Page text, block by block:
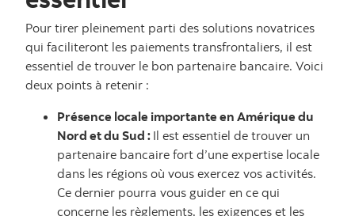
Pour tirer pleinement parti des solutions novatrices
qui faciliteront les paiements transfrontaliers, il est
essentiel de trouver le bon partenaire bancaire. Voici
deux points à retenir :
Présence locale importante en Amérique du
Nord et du Sud : Il est essentiel de trouver un
partenaire bancaire fort d’une expertise locale
dans les régions où vous exercez vos activités.
Ce dernier pourra vous guider en ce qui
concerne les règlements, les exigences et les